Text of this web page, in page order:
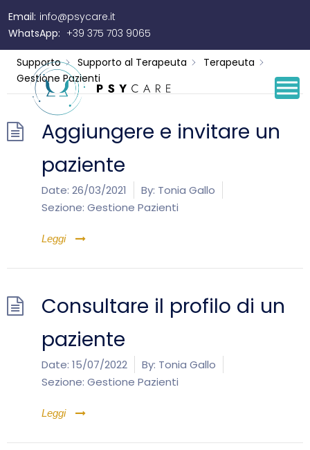
Email: info@psycare.it
WhatsApp: +39 375 703 9065
Gestione Pazienti
Supporto Supporto al Terapeuta
Terapeuta
Gestione Pazienti
Aggiungere e invitare un
paziente
Date: 26/03/2021 By: Tonia Gallo
Sezione: Gestione Pazienti
Leggi
Consultare il profilo di un
paziente
Date: 15/07/2022 By: Tonia Gallo
Sezione: Gestione Pazienti
Leggi